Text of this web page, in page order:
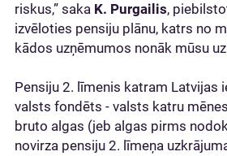
riskus,” saka K. Purgailis,
izvēloties pensiju plānu, katrs no
kādos uzņēmumos nonāk mūsu
Pensiju 2. līmenis katram Latvijas
valsts fondēts - valsts katru
bruto algas (jeb algas pirms
novirza pensiju 2. līmeņa